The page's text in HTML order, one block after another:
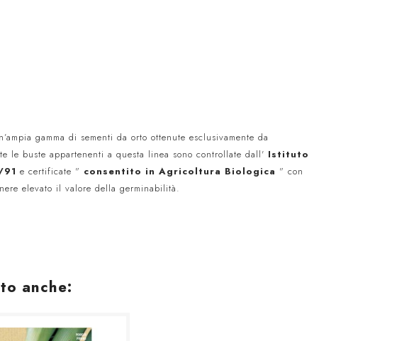
gamma di sementi da orto ottenute esclusivamente da
le buste appartenenti a questa linea sono controllate dall' Istituto
e certificate " consentito in Agricoltura Biologica " con
elevato il valore della germinabilità.
anche: